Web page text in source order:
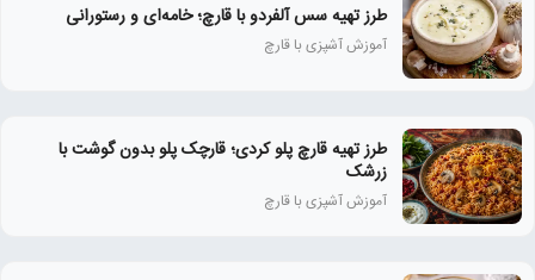
طرز تهیه سس آلفردو با قارچ؛ خامه‌ای و رستورانی
آموزش آشپزی با قارچ
طرز تهیه قارچ پلو کردی؛ قارچک پلو بدون گوشت با
زرشک
آموزش آشپزی با قارچ